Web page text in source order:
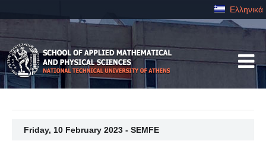
Ελληνικά
Friday, 10 February 2023 - SEMFE